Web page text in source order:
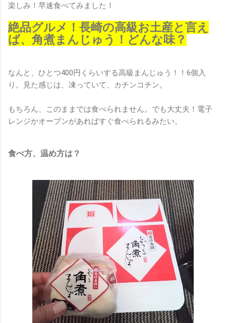
楽しみ！早速食べてみました！
絶品グルメ！長崎の高級お土産と言え
ば、角煮まんじゅう！どんな味？
なんと、ひとつ400円くらいする高級まんじゅう！！6個入
り。見た感じは、凍っていて、カチンコチン。
もちろん、このままでは食べられません。でも大丈夫！電子
レンジかオーブンがあればすぐ食べられるみたい。
食べ方、温め方は？